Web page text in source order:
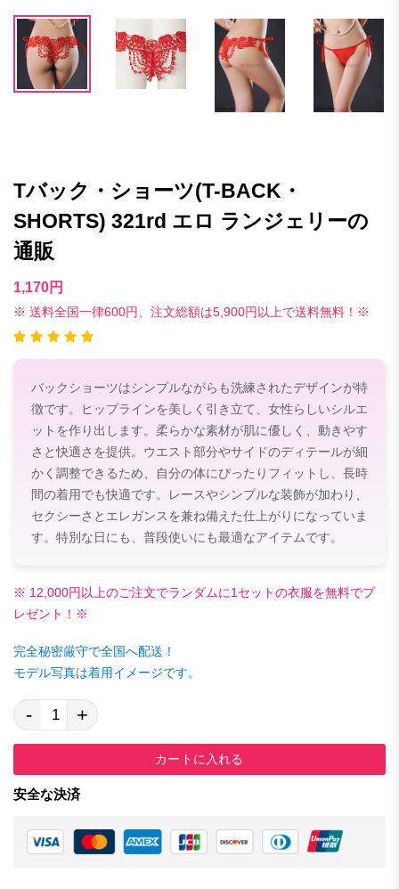
Tバック・ショーツ(T-BACK・
SHORTS) 321rd エロ ランジェリーの
通販
1,170円
※ 送料全国一律600円、注文総額は5,900円以上で送料無料！※
バックショーツはシンプルながらも洗練されたデザインが特
徴です。ヒップラインを美しく引き立て、女性らしいシルエ
ットを作り出します。柔らかな素材が肌に優しく、動きやす
さと快適さを提供。ウエスト部分やサイドのディテールが細
かく調整できるため、自分の体にぴったりフィットし、長時
間の着用でも快適です。レースやシンプルな装飾が加わり、
セクシーさとエレガンスを兼ね備えた仕上がりになっていま
す。特別な日にも、普段使いにも最適なアイテムです。
※ 12,000円以上のご注文でランダムに1セットの衣服を無料でプ
レゼント！※
完全秘密厳守で全国へ配送！
モデル写真は着用イメージです。
- +
カートに入れる
安全な決済